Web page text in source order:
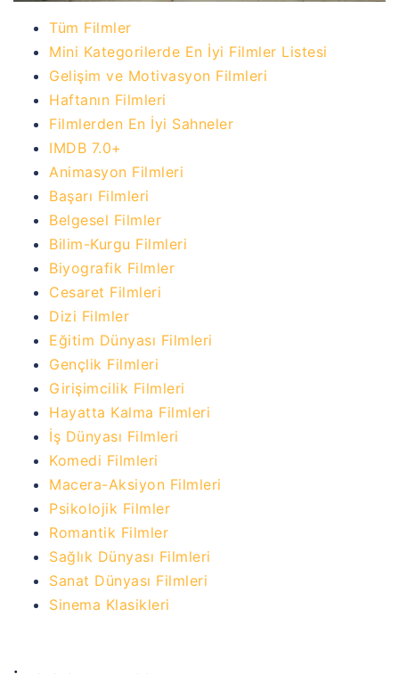
Tüm Filmler
Mini Kategorilerde En İyi Filmler Listesi
Gelişim ve Motivasyon Filmleri
Haftanın Filmleri
Filmlerden En İyi Sahneler
IMDB 7.0+
Animasyon Filmleri
Başarı Filmleri
Belgesel Filmler
Bilim-Kurgu Filmleri
Biyografik Filmler
Cesaret Filmleri
Dizi Filmler
Eğitim Dünyası Filmleri
Gençlik Filmleri
Girişimcilik Filmleri
Hayatta Kalma Filmleri
İş Dünyası Filmleri
Komedi Filmleri
Macera-Aksiyon Filmleri
Psikolojik Filmler
Romantik Filmler
Sağlık Dünyası Filmleri
Sanat Dünyası Filmleri
Sinema Klasikleri